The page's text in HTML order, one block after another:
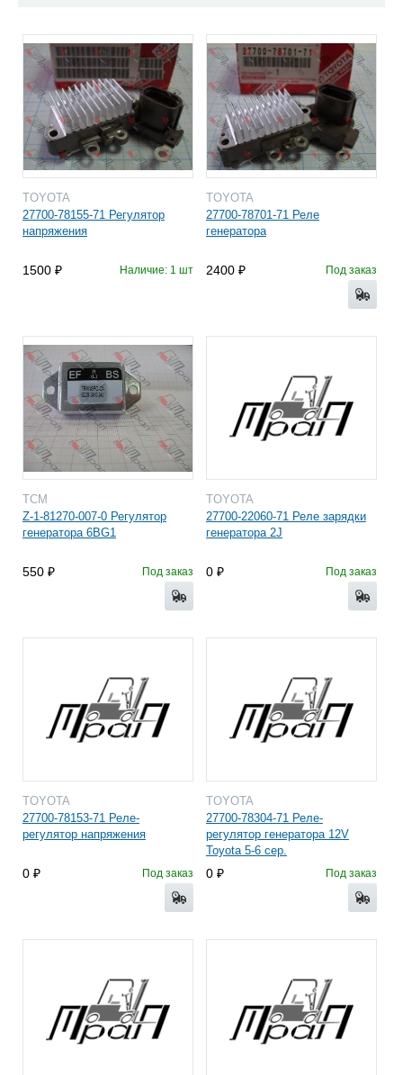
TOYOTA
27700-78155-71 Регулятор
напряжения
1500 Наличие: 1 шт
TOYOTA
27700-78701-71 Реле
генератора
2400 Под заказ
TCM
Z-1-81270-007-0 Регулятор
генератора 6BG1
550 Под заказ
TOYOTA
27700-22060-71 Реле зарядки
генератора 2J
0 Под заказ
TOYOTA
27700-78153-71 Реле-
регулятор напряжения
0 Под заказ
TOYOTA
27700-78304-71 Реле-
регулятор генератора 12V
Toyota 5-6 сер.
0 Под заказ